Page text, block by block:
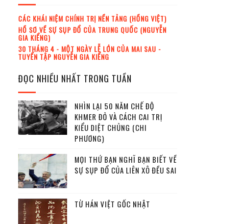
CÁC KHÁI NIỆM CHÍNH TRỊ NỀN TẢNG (HỒNG VIỆT)
HỒ SƠ VỀ SỰ SỤP ĐỔ CỦA TRUNG QUỐC (NGUYỄN
GIA KIỂNG)
30 THÁNG 4 - MỘT NGÀY LỄ LỚN CỦA MAI SAU -
TUYỂN TẬP NGUYỄN GIA KIỂNG
ĐỌC NHIỀU NHẤT TRONG TUẦN
NHÌN LẠI 50 NĂM CHẾ ĐỘ
KHMER ĐỎ VÀ CÁCH CAI TRỊ
KIỂU DIỆT CHỦNG (CHI
PHƯƠNG)
MỌI THỨ BẠN NGHĨ BẠN BIẾT VỀ
SỰ SỤP ĐỔ CỦA LIÊN XÔ ĐỀU SAI
TỪ HÁN VIỆT GỐC NHẬT